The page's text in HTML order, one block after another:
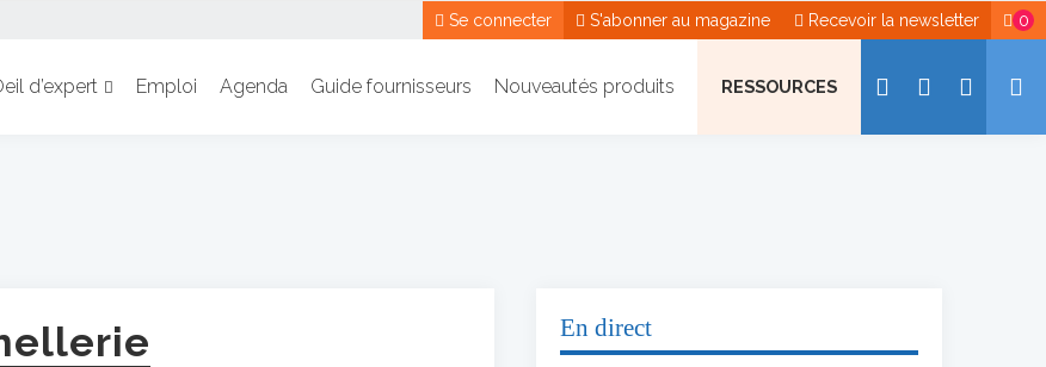
0
Recevoir la newsletter
S'abonner au magazine
Se connecter
d’expert Emploi Agenda Guide fournisseurs Nouveautés produits RESSOURCES
En direct